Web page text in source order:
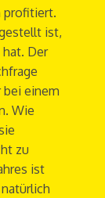
profitiert.
ist,
Der
bei einem
Wie
zu
ist